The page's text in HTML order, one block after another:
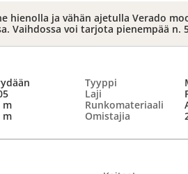
hienolla ja vähän ajetulla Verado
Vaihdossa voi tarjota pienempää n.
Tyyppi
Laji
m Runkomateriaali
m Omistajia